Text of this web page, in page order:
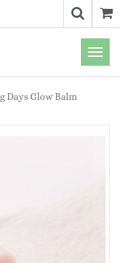
Menú
de
Days Glow Balm